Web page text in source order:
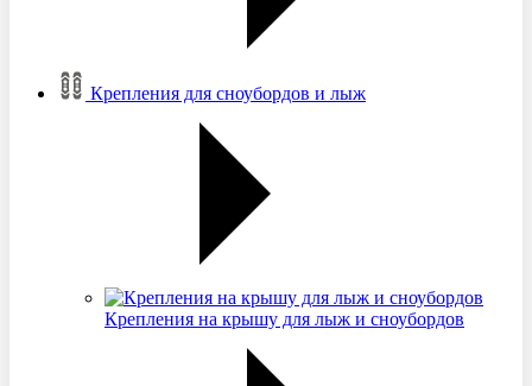
Крепления для сноубордов и лыж
Крепления на крышу для лыж и сноубордов